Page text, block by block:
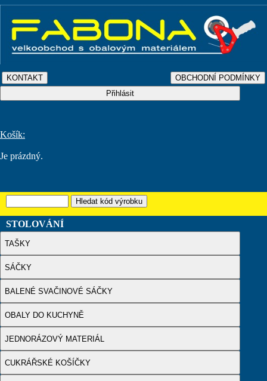
Košík:
Je prázdný.
STOLOVÁNÍ
TAŠKY
SÁČKY
BALENÉ SVAČINOVÉ SÁČKY
OBALY DO KUCHYNĚ
JEDNORÁZOVÝ MATERIÁL
CUKRÁŘSKÉ KOŠÍČKY